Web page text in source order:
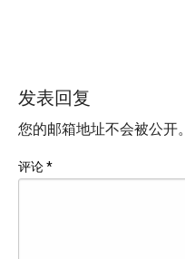
发表回复
您的邮箱地址不会被公开。
评论*